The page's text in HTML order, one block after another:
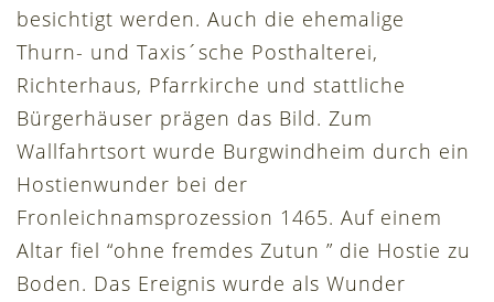
besichtigt werden. Auch die ehemalige
Thurn- und Taxis´sche Posthalterei,
Richterhaus, Pfarrkirche und stattliche
Bürgerhäuser prägen das Bild. Zum
Wallfahrtsort wurde Burgwindheim durch ein
Hostienwunder bei der
Fronleichnamsprozession 1465. Auf einem
Altar fiel “ohne fremdes Zutun ” die Hostie zu
Boden. Das Ereignis wurde als Wunder